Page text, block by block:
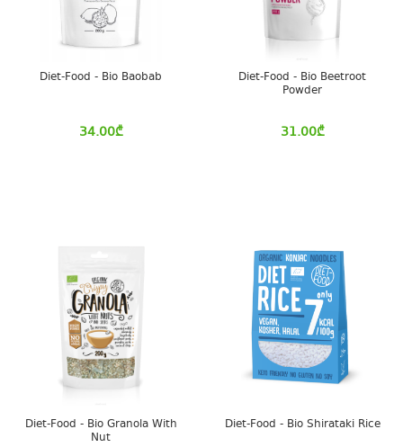
Diet-Food - Bio Baobab
34.00₾
Diet-Food - Bio Beetroot
Powder
31.00₾
Diet-Food - Bio Granola With
Nut
Diet-Food - Bio Shirataki Rice